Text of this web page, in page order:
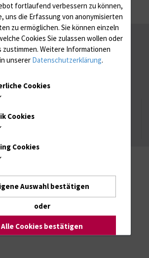
LinkedIn
Xing
fortlaufend verbessern zu können,
uns die Erfassung von anonymisierten
zu ermöglichen. Sie können einzeln
Cookies Sie zulassen wollen oder
zustimmen. Weitere Informationen
unserer Datenschutzerklärung.
Cookies
Cookies
Cookies
Auswahl bestätigen
oder
Alle Cookies bestätigen